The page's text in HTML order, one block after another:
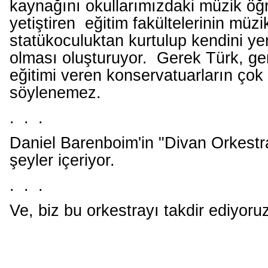
kaynağını okullarımızdaki müzik
yetiştiren eğitim fakültelerinin
statükoculuktan kurtulup kendini
olması oluşturuyor. Gerek Türk,
eğitimi veren konservatuarların çok
söylenemez.
. . .
Daniel Barenboim'in "Divan
şeyler içeriyor.
. . .
Ve, biz bu orkestrayı takdir